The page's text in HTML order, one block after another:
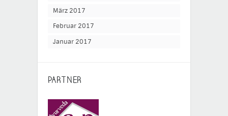
März 2017
Februar 2017
Januar 2017
PARTNER